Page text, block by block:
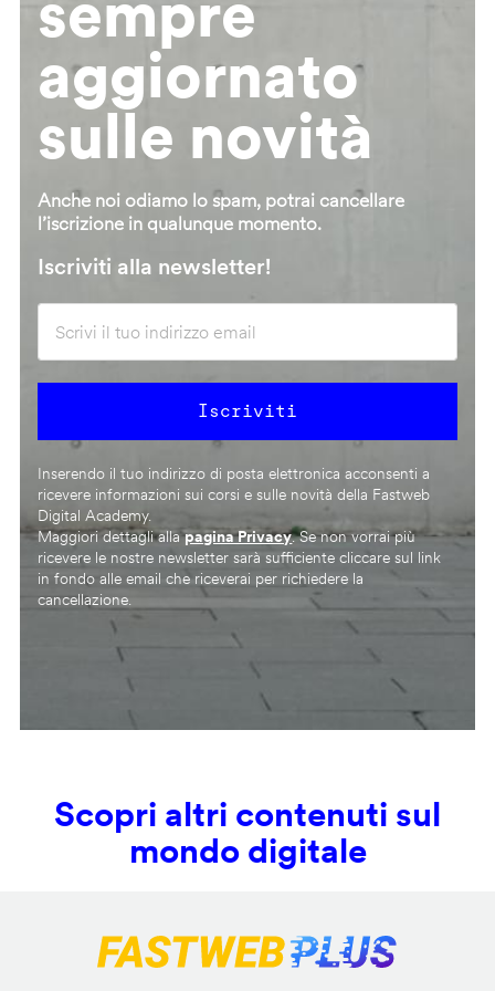
aggiornato
sulle novità
Anche noi odiamo lo spam, potrai cancellare
l’iscrizione in qualunque momento.
Iscriviti alla newsletter!
Inserendo il tuo indirizzo di posta elettronica acconsenti a
ricevere informazioni sui corsi e sulle novità della Fastweb
Digital Academy.
Maggiori dettagli allapagina Privacy. Se non vorrai più
ricevere le nostre newsletter sarà sufficiente cliccare sul link
in fondo alle email che riceverai per richiedere la
cancellazione.
Scopri altri contenuti sul
mondo digitale